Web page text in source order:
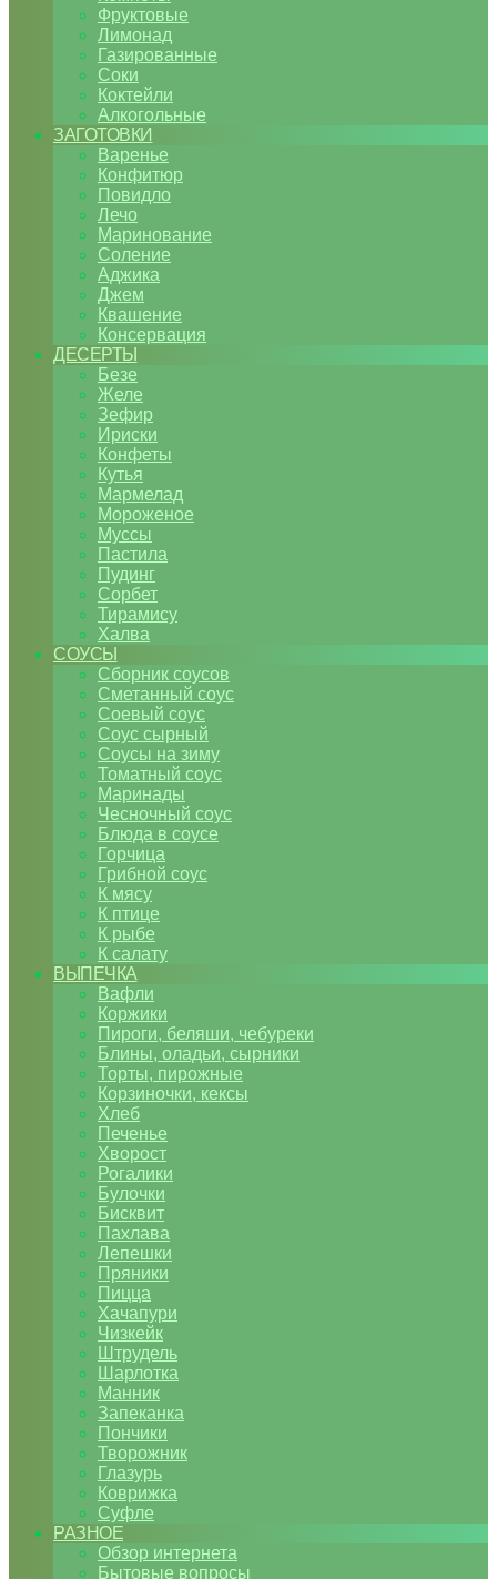
Фруктовые
Лимонад
Газированные
Соки
Коктейли
Алкогольные
ЗАГОТОВКИ
Варенье
Конфитюр
Повидло
Лечо
Маринование
Соление
Аджика
Джем
Квашение
Консервация
ДЕСЕРТЫ
Безе
Желе
Зефир
Ириски
Конфеты
Кутья
Мармелад
Мороженое
Муссы
Пастила
Пудинг
Сорбет
Тирамису
Халва
СОУСЫ
Сборник соусов
Сметанный соус
Соевый соус
Соус сырный
Соусы на зиму
Томатный соус
Маринады
Чесночный соус
Блюда в соусе
Горчица
Грибной соус
К мясу
К птице
К рыбе
К салату
ВЫПЕЧКА
Вафли
Коржики
Пироги, беляши, чебуреки
Блины, оладьи, сырники
Торты, пирожные
Корзиночки, кексы
Хлеб
Печенье
Хворост
Рогалики
Булочки
Бисквит
Пахлава
Лепешки
Пряники
Пицца
Хачапури
Чизкейк
Штрудель
Шарлотка
Манник
Запеканка
Пончики
Творожник
Глазурь
Коврижка
Суфле
РАЗНОЕ
Обзор интернета
Бытовые вопросы